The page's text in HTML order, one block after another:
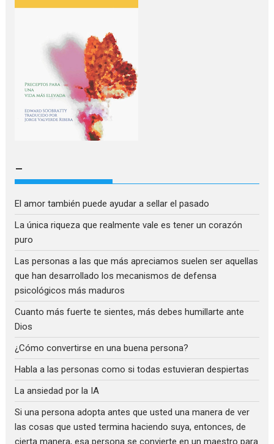
–
El amor también puede ayudar a sellar el pasado
La única riqueza que realmente vale es tener un corazón
puro
Las personas a las que más apreciamos suelen ser aquellas
que han desarrollado los mecanismos de defensa
psicológicos más maduros
Cuanto más fuerte te sientes, más debes humillarte ante
Dios
¿Cómo convertirse en una buena persona?
Habla a las personas como si todas estuvieran despiertas
La ansiedad por la IA
Si una persona adopta antes que usted una manera de ver
las cosas que usted termina haciendo suya, entonces, de
cierta manera, esa persona se convierte en un maestro para